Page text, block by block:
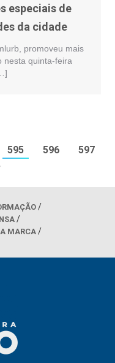
especiais de
da cidade
promoveu mais
nesta quinta-feira
595 596
597
MARCA